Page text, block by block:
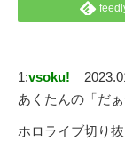
1:vsoku!
あくたんの「だ
ホロライブ切り